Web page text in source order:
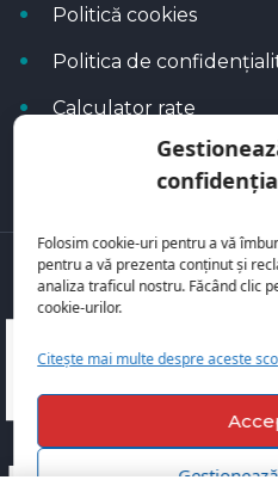
Folosim cookie-uri pentru a vă
pentru a vă prezenta conținut și
analiza traficul nostru. Făcând clic
cookie-urilor.
Citește mai multe despre aceste
Politică cookies
Politica de
Calculator rate
Blog Autoflux
Toate mașinile se